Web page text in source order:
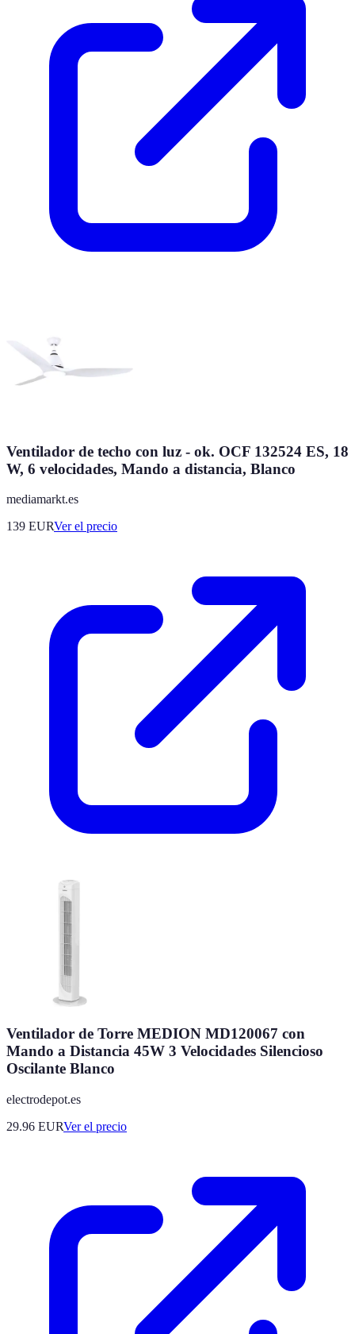
Ventilador de techo con luz - ok. OCF 132524 ES, 18
W, 6 velocidades, Mando a distancia, Blanco
mediamarkt.es
139 EURVer el precio
Ventilador de Torre MEDION MD120067 con
Mando a Distancia 45W 3 Velocidades Silencioso
Oscilante Blanco
electrodepot.es
29.96 EURVer el precio